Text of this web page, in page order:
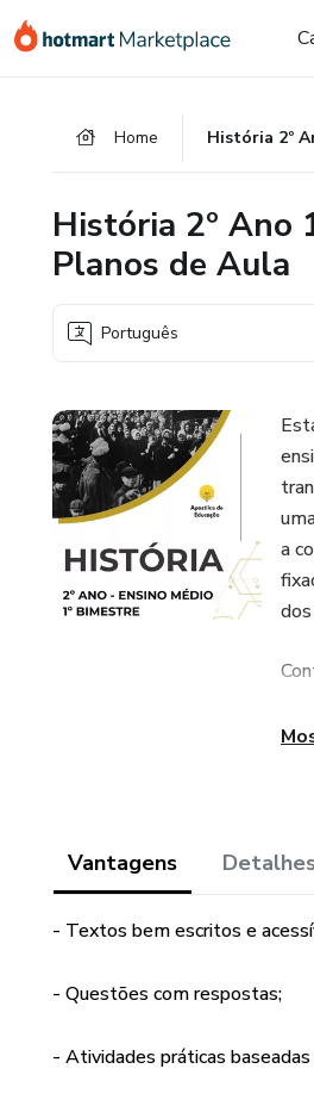
para
para
para
Home
História 2º Ano
Planos de Aula
Português
a
1º
Vantagens
- Textos bem escritos e
- Questões com respostas;
- Atividades práticas